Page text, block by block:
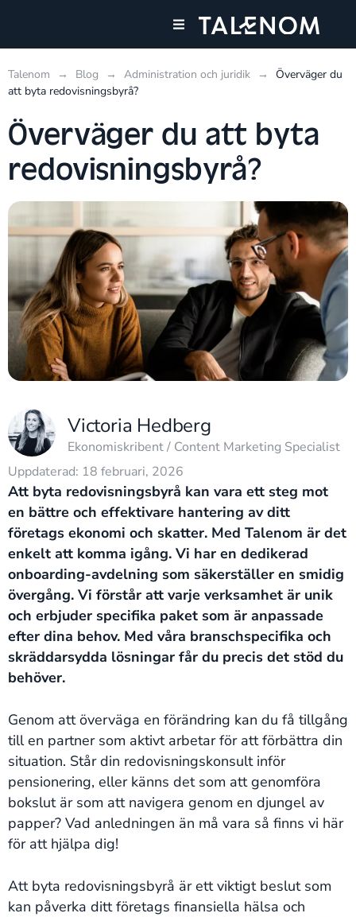
Talenom → Blog → Administration och juridik →
Överväger du
att byta redovisningsbyrå?
Överväger du att byta
redovisningsbyrå?
Victoria Hedberg
Ekonomiskribent / Content Marketing Specialist
Uppdaterad: 18 februari, 2026
Att byta redovisningsbyrå kan vara ett steg mot
en bättre och effektivare hantering av ditt
företags ekonomi och skatter. Med Talenom är det
enkelt att komma igång. Vi har en dedikerad
onboarding-avdelning som säkerställer en smidig
övergång. Vi förstår att varje verksamhet är unik
och erbjuder specifika paket som är anpassade
efter dina behov. Med våra branschspecifika och
skräddarsydda lösningar får du precis det stöd du
behöver.
Genom att överväga en förändring kan du få tillgång
till en partner som aktivt arbetar för att förbättra din
situation. Står din redovisningskonsult inför
pensionering, eller känns det som att genomföra
bokslut är som att navigera genom en djungel av
papper? Vad anledningen än må vara så finns vi här
för att hjälpa dig!
Att byta redovisningsbyrå är ett viktigt beslut som
kan påverka ditt företags finansiella hälsa och